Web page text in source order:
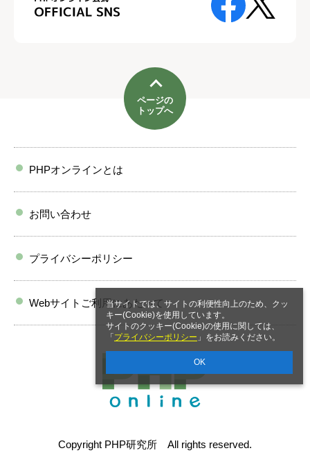
当サイトでは、サイトの利便性向上のため、クッ
キー(Cookie)を使用しています。
サイトのクッキー(Cookie)の使用に関しては、
「 プライバシーポリシー 」をお読みください。
OK
ページの
トップへ
PHPオンラインとは
お問い合わせ
プライバシーポリシー
Webサイトご利用にあたって
Copyright PHP研究所 All rights reserved.